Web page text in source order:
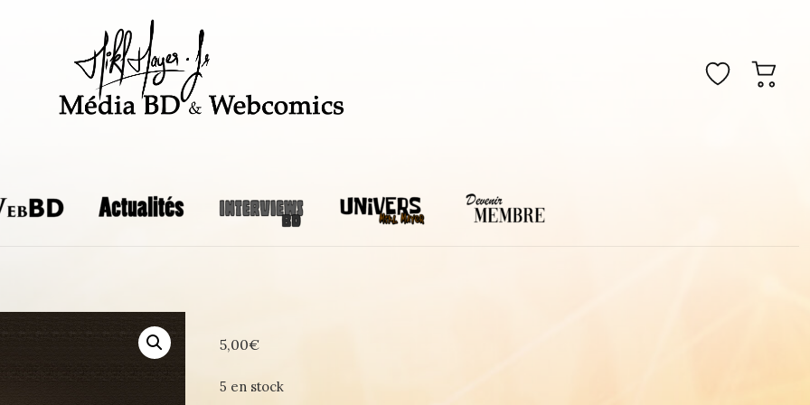
5,00€
5 en stock